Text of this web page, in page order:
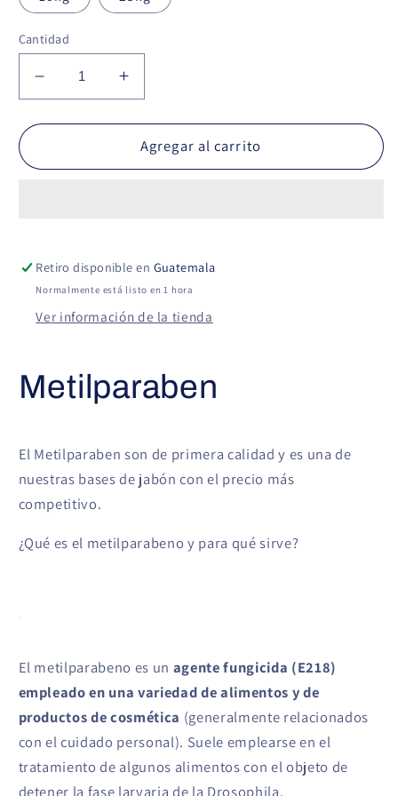
Cantidad
Reducir
cantidad
para
Aumentar
cantidad
para
Metilparaben
Agregar al carrito
Retiro disponible en Guatemala
Normalmente está listo en 1 hora
Ver información de la tienda
Metilparaben
El Metilparaben son de primera calidad y es una de
nuestras bases de jabón con el precio más
competitivo.
¿Qué es el metilparabeno y para qué sirve?
El metilparabeno es un agente fungicida (E218)
empleado en una variedad de alimentos y de
productos de cosmética (generalmente relacionados
con el cuidado personal). Suele emplearse en el
tratamiento de algunos alimentos con el objeto de
detener la fase larvaria de la Drosophila.